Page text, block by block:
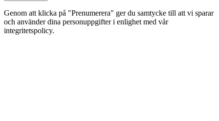
Genom att klicka på "Prenumerera" ger du samtycke till att vi sparar
och använder dina personuppgifter i enlighet med vår
integritetspolicy.